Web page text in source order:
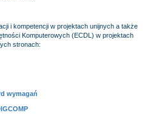
i kompetencji w projektach unijnych a także
Komputerowych (ECDL) w projektach
stronach:
wymagań